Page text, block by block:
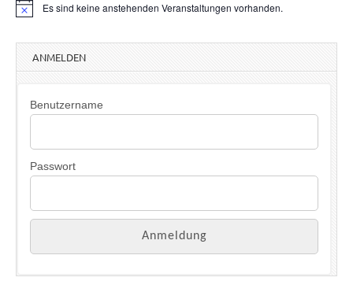
H
i
Es sind keine anstehenden Veranstaltungen vorhanden.
ANMELDEN
Benutzername
Passwort